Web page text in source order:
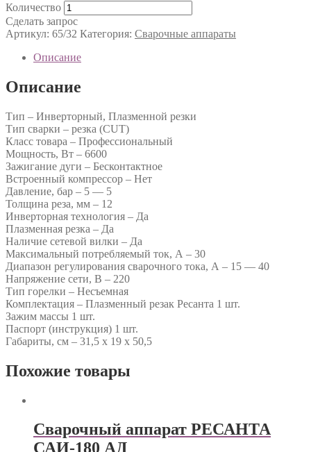
Количество
Сделать запрос
Артикул: 65/32 Категория: Сварочные аппараты
Описание
Описание
Тип – Инверторный, Плазменной резки
Тип сварки – резка (CUT)
Класс товара – Профессиональный
Мощность, Вт – 6600
Зажигание дуги – Бесконтактное
Встроенный компрессор – Нет
Давление, бар – 5 — 5
Толщина реза, мм – 12
Инверторная технология – Да
Плазменная резка – Да
Наличие сетевой вилки – Да
Максимальный потребляемый ток, А – 30
Диапазон регулирования сварочного тока, А – 15 — 40
Напряжение сети, В – 220
Тип горелки – Несъемная
Комплектация – Плазменный резак Ресанта 1 шт.
Зажим массы 1 шт.
Паспорт (инструкция) 1 шт.
Габариты, см – 31,5 х 19 х 50,5
Похожие товары
Сварочный аппарат РЕСАНТА
САИ-180 АД